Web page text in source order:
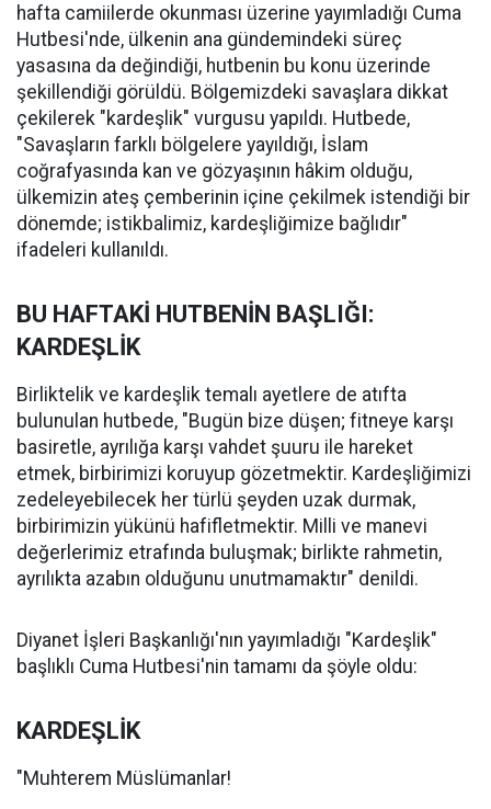
hafta camiilerde okunması üzerine yayımladığı Cuma
Hutbesi'nde, ülkenin ana gündemindeki süreç
yasasına da değindiği, hutbenin bu konu üzerinde
şekillendiği görüldü. Bölgemizdeki savaşlara dikkat
çekilerek "kardeşlik" vurgusu yapıldı. Hutbede,
"Savaşların farklı bölgelere yayıldığı, İslam
coğrafyasında kan ve gözyaşının hâkim olduğu,
ülkemizin ateş çemberinin içine çekilmek istendiği bir
dönemde; istikbalimiz, kardeşliğimize bağlıdır"
ifadeleri kullanıldı.
BU HAFTAKİ HUTBENİN BAŞLIĞI:
KARDEŞLİK
Birliktelik ve kardeşlik temalı ayetlere de atıfta
bulunulan hutbede, "Bugün bize düşen; fitneye karşı
basiretle, ayrılığa karşı vahdet şuuru ile hareket
etmek, birbirimizi koruyup gözetmektir. Kardeşliğimizi
zedeleyebilecek her türlü şeyden uzak durmak,
birbirimizin yükünü hafifletmektir. Milli ve manevi
değerlerimiz etrafında buluşmak; birlikte rahmetin,
ayrılıkta azabın olduğunu unutmamaktır" denildi.
Diyanet İşleri Başkanlığı'nın yayımladığı "Kardeşlik"
başlıklı Cuma Hutbesi'nin tamamı da şöyle oldu:
KARDEŞLİK
"Muhterem Müslümanlar!